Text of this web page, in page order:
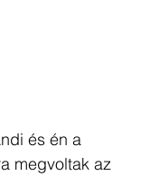
és én a
megvoltak az